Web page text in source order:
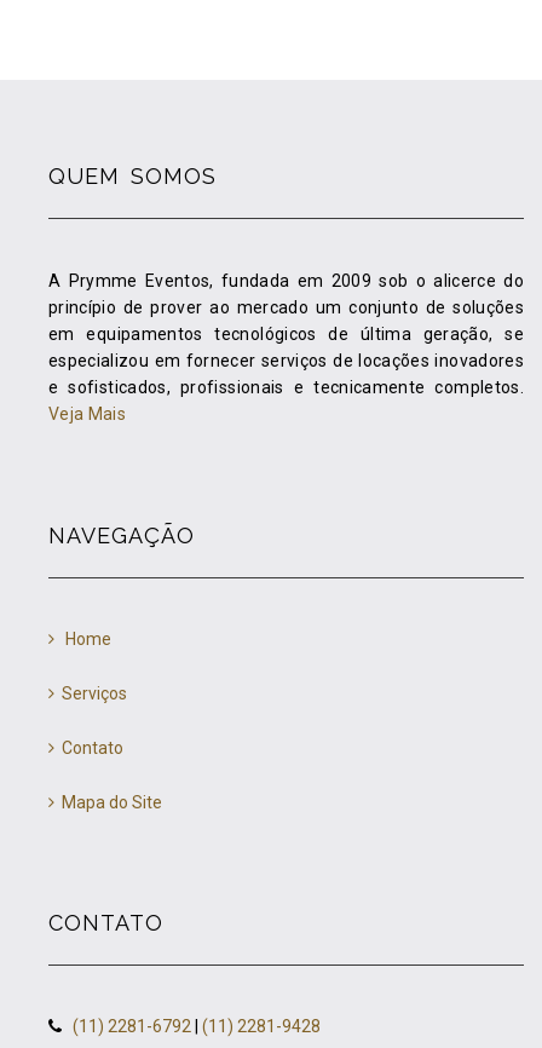
QUEM SOMOS
A Prymme Eventos, fundada em 2009 sob o alicerce do
princípio de prover ao mercado um conjunto de soluções
em equipamentos tecnológicos de última geração, se
especializou em fornecer serviços de locações inovadores
e sofisticados, profissionais e tecnicamente completos.
Veja Mais
NAVEGAÇÃO
Home
Serviços
Contato
Mapa do Site
CONTATO
(11) 2281-6792 (11) 2281-9428